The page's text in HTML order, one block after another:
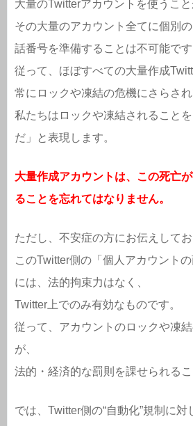
大量のTwitterアカウントを使うこと
その大量のアカウント全てに個別
話番号を準備することは不可能です
従って、ほぼすべての大量作成
常にロックや凍結の危機にさらされ
私たちはロックや凍結されること
だ」と表現します。
大量作成アカウントは、この死亡
ることを忘れてはなりません。
ただし、不安症の方にお伝えしてお
このTwitter側の「個人アカウントの
には、法的拘束力はなく、
Twitter上でのみ有効なものです。
従って、アカウントのロックや凍
が、
法的・経済的な罰則を課せられるこ
では、Twitter側の“自動化”規制に対